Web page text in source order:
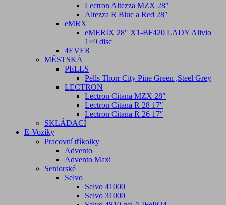
Lectron Altezza MZX 28″
Altezza R Blue a Red 28″
eMRX
eMERIX 28″ X1-BF420 LADY Alivio
1×9 disc
4EVER
MĚSTSKÁ
PELLS
Pells Thorr City Pine Green ,Steel Grey
LECTRON
Lectron Citana MZX 28″
Lectron Citana R 28 17″
Lectron Citana R 26 17″
SKLÁDACÍ
E-Vozíky
Pracovní tříkolky
Advento
Advento Maxi
Seniorské
Selvo
Selvo 41000
Selvo 31000